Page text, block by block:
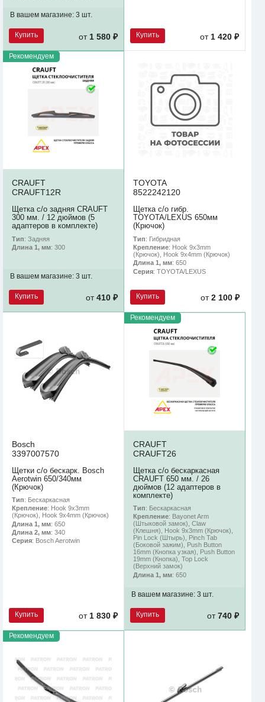
В вашем магазине: 3 шт.
Купить от 1 580 ₽ Купить от 1 420 ₽
Рекомендуем
CRAUFT
CRAUFT12R
Щетка с/о задняя CRAUFT
300 мм. / 12 дюймов (5
адаптеров в комплекте)
Тип: Задняя
Длина 1, мм: 300
В вашем магазине: 3 шт.
Купить от410 ₽
TOYOTA
8522242120
Щетка с/о гибр.
TOYOTA/LEXUS 650мм
(Крючок)
Тип: Гибридная
Крепление: Hook 9x3mm
(Крючок), Hook 9x4mm (Крючок)
Длина 1, мм: 650
Серия: TOYOTA/LEXUS
Купить от2 100 ₽
Bosch
3397007570
Щетки с/о бескарк. Bosch
Aerotwin 650/340мм
(Крючок)
Тип: Бескаркасная
Крепление: Hook 9x3mm
(Крючок), Hook 9x4mm (Крючок)
Длина 1, мм: 650
Длина 2, мм: 340
Серия: Bosch Aerotwin
Купить от1 830 ₽
Рекомендуем
CRAUFT
CRAUFT26
Щетка с/о бескаркасная
CRAUFT 650 мм. / 26
дюймов (12 адаптеров в
комплекте)
Тип: Бескаркасная
Крепление: Bayonet Arm
(Штыковой замок), Claw
(Клешня), Hook 9x3mm (Крючок),
Pin Lock (Штырь), Pinch Tab
(Боковой зажим), Push Button
16mm (Кнопка узкая), Push Button
19mm (Кнопка), Top Lock
(Верхний замок)
Длина 1, мм: 650
В вашем магазине: 3 шт.
Купить от740 ₽
Рекомендуем